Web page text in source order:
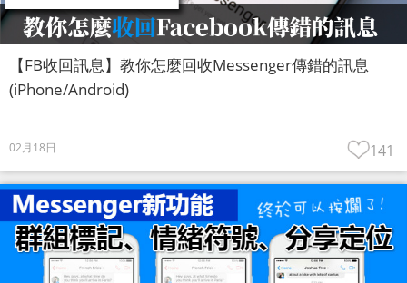
【FB收回訊息】教你怎麼回收Messenger傳錯的訊息
(iPhone/Android)
02月18日 141